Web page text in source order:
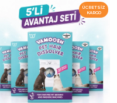
ÜCRETSIZ
KARGO